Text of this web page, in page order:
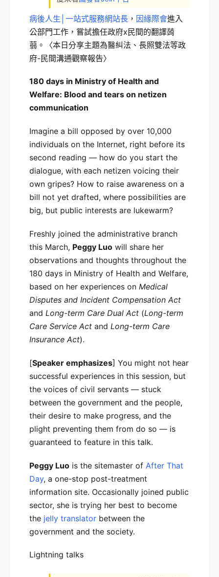
病後人生│一站式服務網站長 ， 因緣際會進入
公部門工作，嘗試擔任政府x民間的翻譯蒟
蒻。〈本日分享主題為醫糾法、長照雙法等政
府-民間溝通觀察報告〉
180 days in Ministry of Health and
Welfare: Blood and tears on netizen
communication
Imagine a bill opposed by over 10,000
individuals on the Internet, right before its
second reading — how do you start the
dialogue, with each netizen voicing their
own gripes? How to raise awareness on a
bill not yet drafted, where possibilities are
big, but public interests are lukewarm?
Freshly joined the administrative branch
this March, Peggy Luo will share her
observations and thoughts throughout the
180 days in Ministry of Health and Welfare,
based on her experiences on Medical
Disputes and Incident Compensation Act
and Long-term Care Dual Act (Long-term
Care Service Act and Long-term Care
Insurance Act).
[Speaker emphasizes] You might not hear
successful experiences in this session, but
the voices of civil servants — stuck
between the government and the people,
their desire to make progress, and the
plight preventing them from do so — is
guaranteed to feature in this talk.
Peggy Luo is the sitemaster of After That
Day, a one-stop post-treatment
information site. Occasionally joined public
sector, she is trying her best to become
the jelly translator between the
government and the society.
Lightning talks